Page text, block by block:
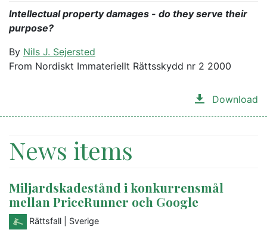
Intellectual property damages - do they serve their
purpose?
By Nils J. Sejersted
From Nordiskt Immateriellt Rättsskydd nr 2 2000
Download
News items
Miljardskadestånd i konkurrensmål
mellan PriceRunner och Google
Rättsfall | Sverige